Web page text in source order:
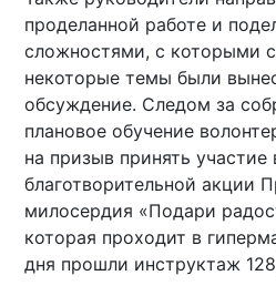
проделанной работе и
сложностями, с которыми
некоторые темы были
обсуждение. Следом за
плановое обучение
на призыв принять
благотворительной акции
милосердия «Подари
которая проходит в
дня прошли инструктаж